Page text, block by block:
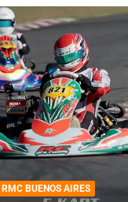
RMC BUENOS AIRES